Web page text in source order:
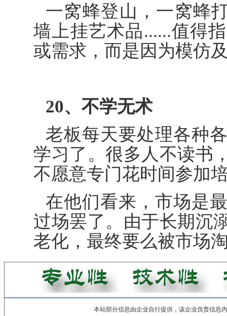
一窝蜂登山，一窝蜂
墙上挂艺术品......值得
或需求，而是因为模仿
20、不学无术
老板每天要处理各种
学习了。很多人不读书
不愿意专门花时间参加
在他们看来，市场是
过场罢了。由于长期沉
老化，最终要么被市场
本站部分信息由企业自行提供，该企业负责信息